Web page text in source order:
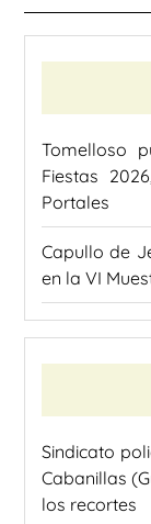
Tomelloso
Fiestas
Portales
Capullo de
en la VI
Sindicato
Cabanillas
los recortes